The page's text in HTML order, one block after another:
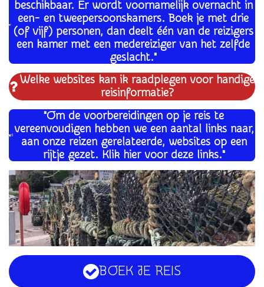
beschikbaar. Er wordt voornamelijk overnacht in
een- en tweepersoonskamers. Boek je met drie
(of vijf) personen, dan deelt één van de reizigers
een kamer met een medereiziger van het zelfde
geslacht."
Welke websites kan ik raadplegen voor handige
reisinformatie?
"Om de voorbereidingen op je reis te
vereenvoudigen hebben we een aantal links naar,
aan onze reizen gerelateerde, websites op een
rijtje gezet. Klik hier voor deze links."
BOEK JE REIS